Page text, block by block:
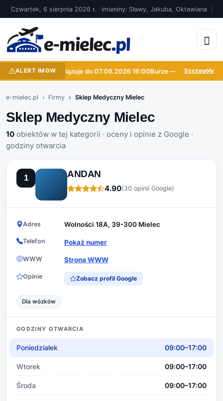
Czwartek, 6 sierpnia 2026 r. · imieniny: Sławy, Jakuba, Oktawiana
ALERT IMGW
Burze — obowiązuje do 07.08.2026 16:00Burze — obowiązuje do
Szczegóły
e-mielec.pl Firmy Sklep Medyczny Mielec
Sklep Medyczny Mielec
10 obiektów w tej kategorii · oceny i opinie z Google ·
godziny otwarcia
1 ANDAN
4.90(30 opinii Google)
Adres Wolności 18A, 39-300 Mielec
Telefon Pokaż numer
WWW Strona WWW
Opinie Zobacz profil Google
Dla wózków
GODZINY OTWARCIA
Poniedziałek 09:00–17:00
Wtorek 09:00–17:00
Środa 09:00–17:00